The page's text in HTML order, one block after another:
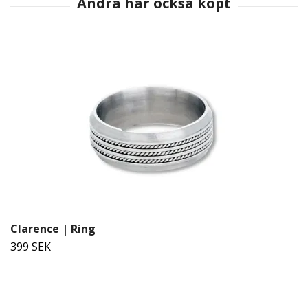
Clarence | Ring
399 SEK